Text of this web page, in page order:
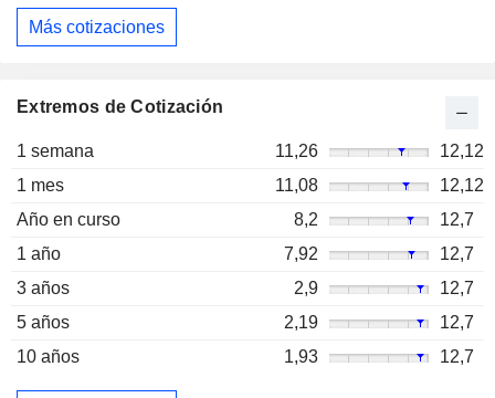
Más cotizaciones
Extremos de Cotización
1 semana 11,26
12,12
1 mes
11,08
12,12
Año en curso
8,2
12,7
1 año
7,92
12,7
3 años
2,9
12,7
5 años
2,19
12,7
10 años
1,93 12,7